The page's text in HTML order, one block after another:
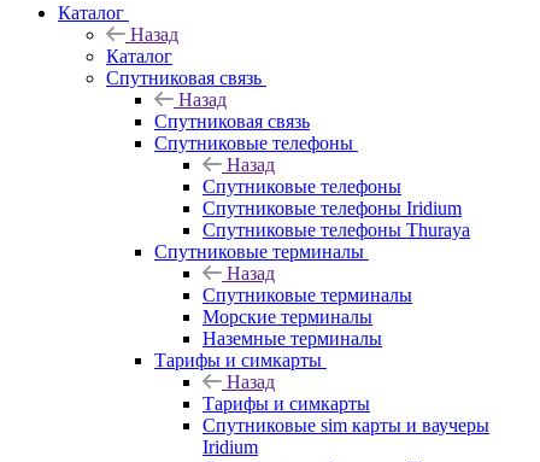
Каталог
Назад
Каталог
Спутниковая связь
Назад
Спутниковая связь
Спутниковые телефоны
Назад
Спутниковые телефоны
Спутниковые телефоны Iridium
Спутниковые телефоны Thuraya
Спутниковые терминалы
Назад
Спутниковые терминалы
Морские терминалы
Наземные терминалы
Тарифы и симкарты
Назад
Тарифы и симкарты
Спутниковые sim карты и ваучеры
Iridium